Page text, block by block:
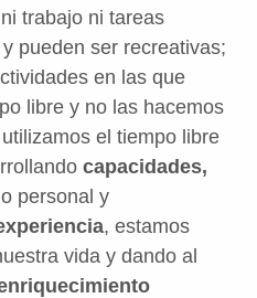
trabajo ni tareas
pueden ser recreativas;
en las que
libre y no las hacemos
el tiempo libre
capacidades,
personal y
, estamos
vida y dando al